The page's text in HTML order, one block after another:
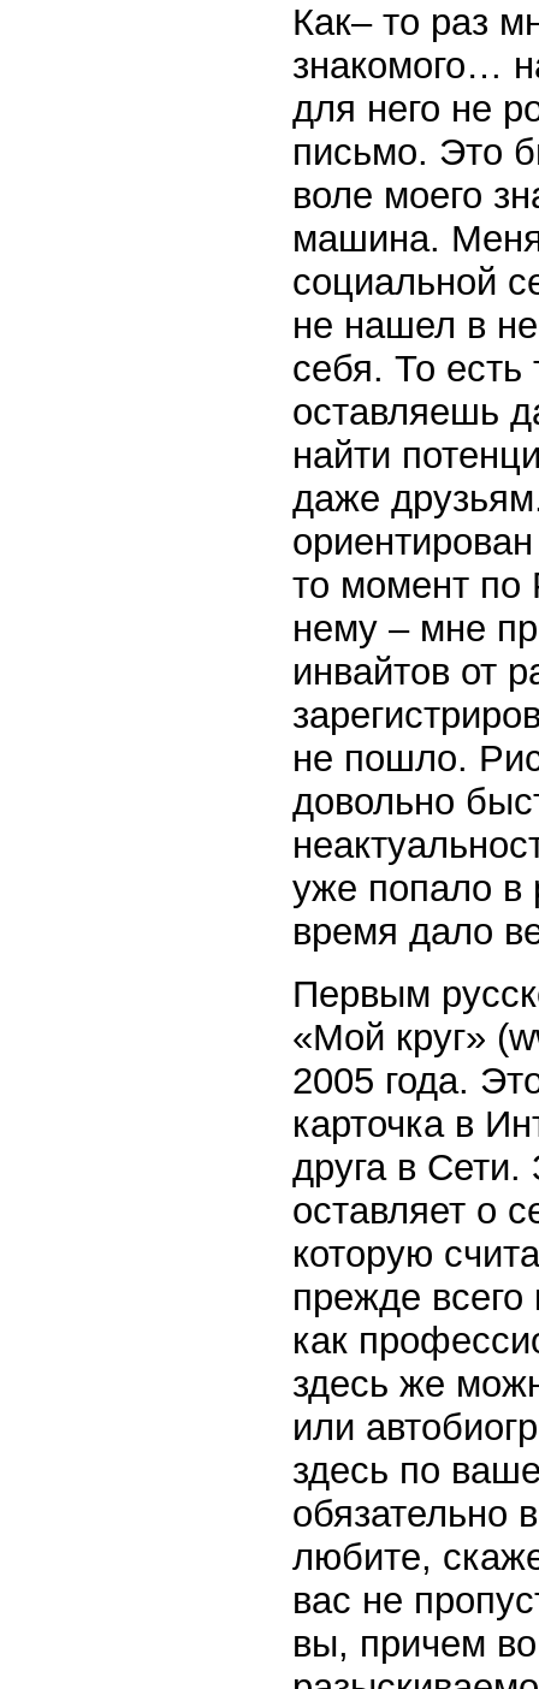
Как– то раз
знакомого…
для него не
письмо. Это
воле моего
машина. Меня
социальной
не нашел в
себя. То
оставляешь
найти
даже
то момент по
нему – мне
инвайтов от
не пошло.
довольно
уже попало в
время дало
Первым
«Мой круг»
2005 года.
карточка в
друга в Сети.
оставляет о
которую
прежде
как
здесь же
или
здесь по
обязательно
любите,
вас не
вы, причем